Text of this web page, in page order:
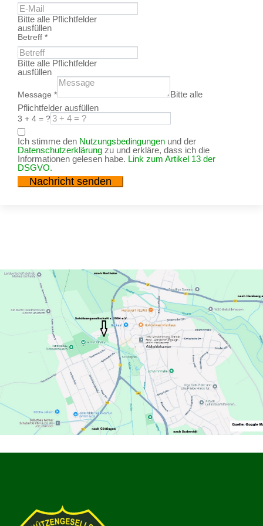
Bitte alle Pflichtfelder
ausfüllen
Betreff *
Bitte alle Pflichtfelder
ausfüllen
Message *
Bitte alle
Pflichtfelder ausfüllen
3 + 4 = ?
Ich stimme den Nutzungsbedingungen und der
Datenschutzerklärung zu und erkläre, dass ich die
Informationen gelesen habe. Link zum Artikel 13 der
DSGVO.
Nachricht senden